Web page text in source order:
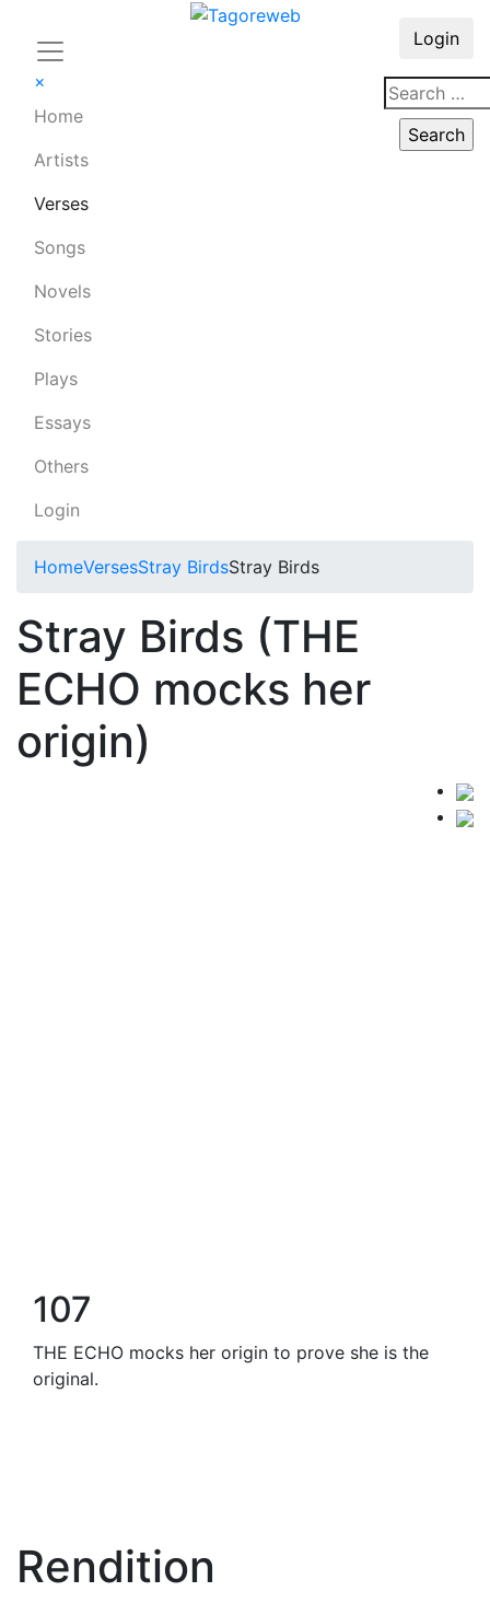
×
Home
Artists
Verses
Songs
Novels
Stories
Plays
Essays
Others
Login
Login
HomeVersesStray BirdsStray Birds
Stray Birds (THE
ECHO mocks her
origin)
107
THE ECHO mocks her origin to prove she is the
original.
Rendition